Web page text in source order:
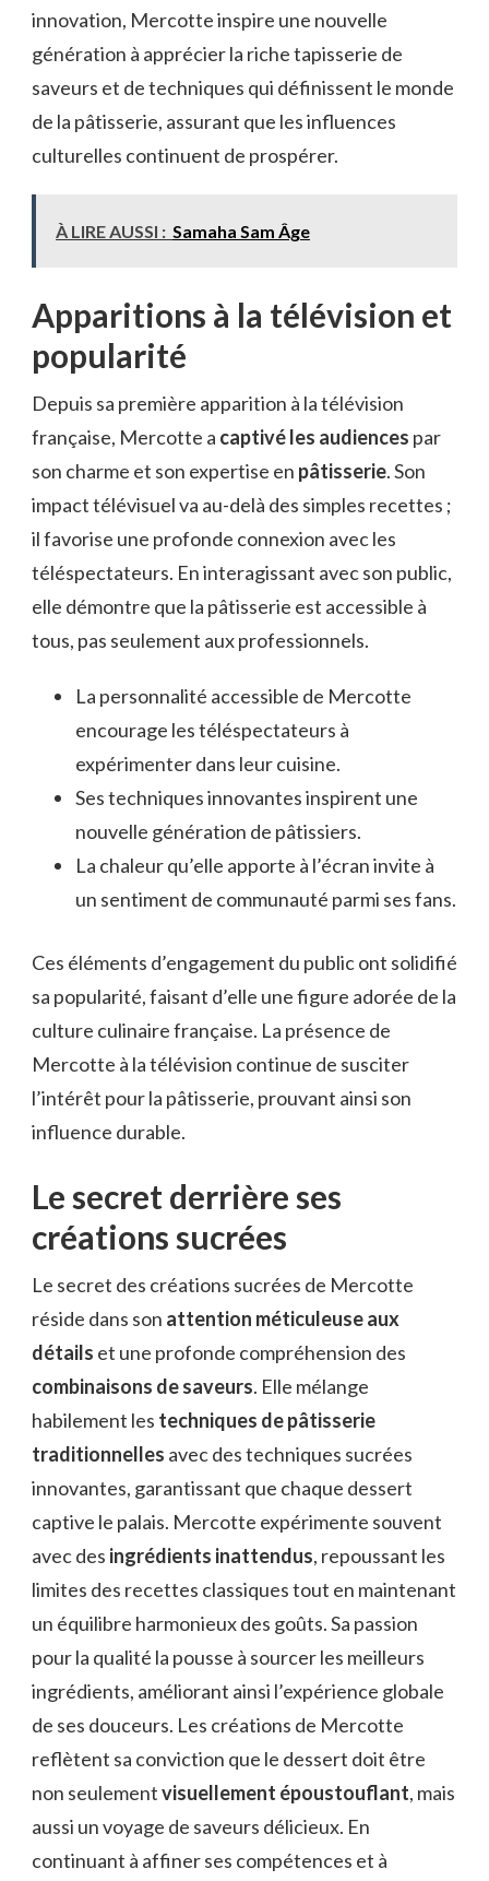
innovation, Mercotte inspire une nouvelle
génération à apprécier la riche tapisserie de
saveurs et de techniques qui définissent le monde
de la pâtisserie, assurant que les influences
culturelles continuent de prospérer.
À LIRE AUSSI : Samaha Sam Âge
Apparitions à la télévision et
popularité
Depuis sa première apparition à la télévision
française, Mercotte a captivé les audiences par
son charme et son expertise en pâtisserie. Son
impact télévisuel va au-delà des simples recettes ;
il favorise une profonde connexion avec les
téléspectateurs. En interagissant avec son public,
elle démontre que la pâtisserie est accessible à
tous, pas seulement aux professionnels.
La personnalité accessible de Mercotte
encourage les téléspectateurs à
expérimenter dans leur cuisine.
Ses techniques innovantes inspirent une
nouvelle génération de pâtissiers.
La chaleur qu’elle apporte à l’écran invite à
un sentiment de communauté parmi ses fans.
Ces éléments d’engagement du public ont solidifié
sa popularité, faisant d’elle une figure adorée de la
culture culinaire française. La présence de
Mercotte à la télévision continue de susciter
l’intérêt pour la pâtisserie, prouvant ainsi son
influence durable.
Le secret derrière ses
créations sucrées
Le secret des créations sucrées de Mercotte
réside dans son attention méticuleuse aux
détails et une profonde compréhension des
combinaisons de saveurs. Elle mélange
habilement les techniques de pâtisserie
traditionnelles avec des techniques sucrées
innovantes, garantissant que chaque dessert
captive le palais. Mercotte expérimente souvent
avec des ingrédients inattendus, repoussant les
limites des recettes classiques tout en maintenant
un équilibre harmonieux des goûts. Sa passion
pour la qualité la pousse à sourcer les meilleurs
ingrédients, améliorant ainsi l’expérience globale
de ses douceurs. Les créations de Mercotte
reflètent sa conviction que le dessert doit être
non seulementvisuellement époustouflant, mais
aussi un voyage de saveurs délicieux. En
continuant à affiner ses compétences et à